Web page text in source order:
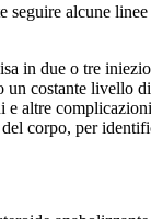
alcune
in due o tre
costante livello
altre
corpo, per